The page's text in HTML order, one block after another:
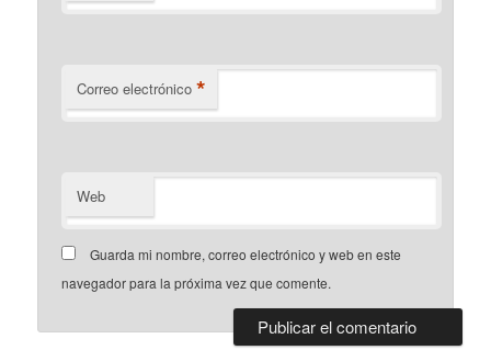
Correo electrónico *
Web
Guarda mi nombre, correo electrónico y web en este
navegador para la próxima vez que comente.